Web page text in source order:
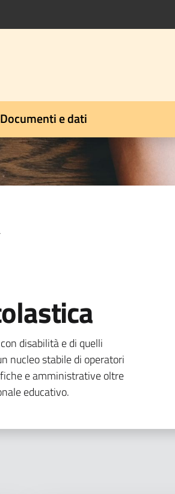
Documenti e dati
disabilità e di quelli
nucleo stabile di operatori
e amministrative oltre
educativo.